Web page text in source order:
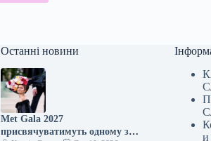
Останні новини
Met Gala 2027
присвячуватимуть одному з
и